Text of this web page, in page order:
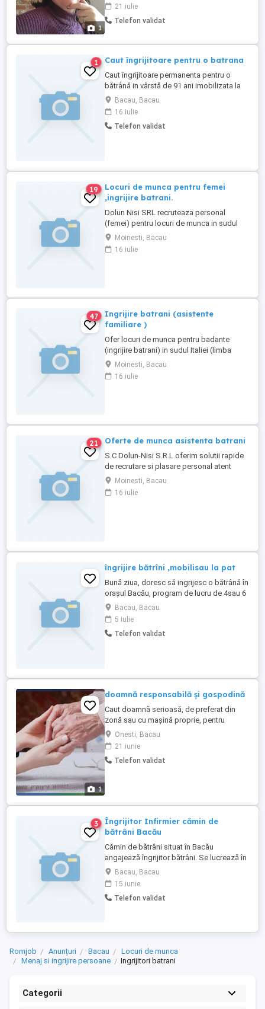
1
pt siguranță bătrânului .Va rog să mă
sunați doar dacă aveți nevoie nu vreau
21 iulie
Telefon validat
1 Caut îngrijitoare pentru o batrana
Caut îngrijitoare permanenta pentru o
bătrână in vârstă de 91 ani imobilizata la
pat.Bacau, Bacau
16 iulie
Telefon validat
19
Locuri de munca pentru femei
,ingrijire batrani.
Dolun Nisi SRL recruteaza personal
(femei) pentru locuri de munca in sudul
Italiei, cu contracte sigure de munca, in
domeniul ingrijire batrani. Persoanele
interesate sunt rugate sa ne contacteze la
Moinesti, Bacau
16 iulie
47
Ingrijire batrani (asistente
familiare )
Ofer locuri de munca pentru badante
(ingrijire batrani) in sudul Italiei (limba
Italiana NU este
obligatorie).00393287892521.
Moinesti, Bacau
16 iulie
21 Oferte de munca asistenta batrani
S.C Dolun-Nisi S.R.L oferim solutii rapide
de recrutare si plasare personal atent
selectat (cazier juridic, adeverinta
medicala) pentru asistenta batrani . Jobul
se adreseaza in special femeilor.
Moinesti, Bacau
16 iulie
îngrijire bătrîni ,mobilisau la pat
Bună ziua, doresc să ingrijesc o bătrână în
orașul Bacău, program de lucru de 4sau 6
ore.Bacau, Bacau
5 iulie
Telefon validat
1
doamnă responsabilă și gospodină
Caut doamnă serioasă, de preferat din
zonă sau cu mașină proprie, pentru
îngrijire persoană vârstnică în comuna
Bogdănești, județul Bacău (lângă Onești).
Programul este marți și vineri, câte 4 ore
pe zi9:00 13:00. Este nevoie de ajutor la
Onesti, Bacau
21 iunie
Telefon validat
3
Îngrijitor Infirmier cămin de
bătrâni Bacău
Cămin de bătrâni situat în Bacău
angajează îngrijitor bătrâni. Se lucrează în
ture 12 24 12 48.
Bacau, Bacau
15 iunie
Telefon validat
Romjob Anunțuri Bacau
Locuri de munca
Menaj si ingrijire persoane
Ingrijitori batrani
Categorii